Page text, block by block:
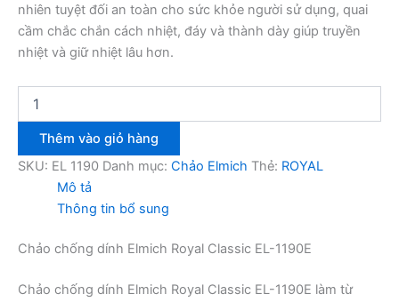
nhiên tuyệt đối an toàn cho sức khỏe người sử dụng, quai
cầm chắc chắn cách nhiệt, đáy và thành dày giúp truyền
nhiệt và giữ nhiệt lâu hơn.
chống
Elmich
Royal
Classic
lượng
Thêm vào giỏ hàng
SKU: EL 1190 Danh mục: Chảo Elmich Thẻ: ROYAL
Mô tả
Thông tin bổ sung
Chảo chống dính Elmich Royal Classic EL-1190E
Chảo chống dính Elmich Royal Classic EL-1190E làm từ